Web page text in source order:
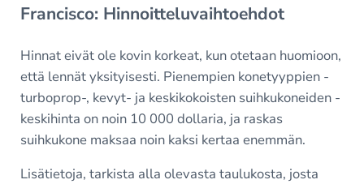
Francisco: Hinnoitteluvaihtoehdot
Hinnat eivät ole kovin korkeat, kun otetaan huomioon,
että lennät yksityisesti. Pienempien konetyyppien -
turboprop-, kevyt- ja keskikokoisten suihkukoneiden -
keskihinta on noin 10 000 dollaria, ja raskas
suihkukone maksaa noin kaksi kertaa enemmän.
Lisätietoja, tarkista alla olevasta taulukosta, josta